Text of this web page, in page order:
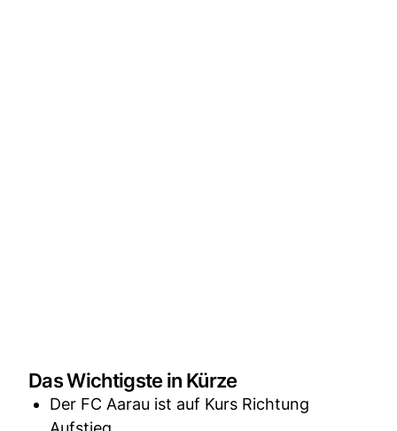
Das Wichtigste in Kürze
Der FC Aarau ist auf Kurs Richtung